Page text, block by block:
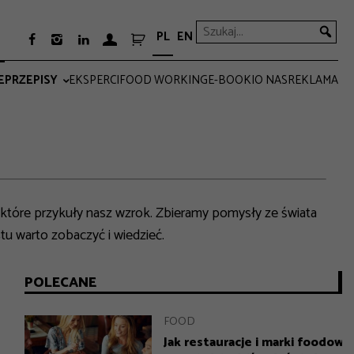
   PL EN
PRZEPISY EKSPERCIFOOD WORKINGE-BOOKIO NASREKLAMA
przykuły nasz wzrok. Zbieramy pomysły ze świata
warto zobaczyć i wiedzieć.
POLECANE
FOOD
Jagodzianka nie potrzebuje
GASTRONOMIA
Pop-up jako narzędzie
GASTRONOMIA
Ogródek to biznes. Dlaczego
FOOD
Jak restauracje i marki foodowe